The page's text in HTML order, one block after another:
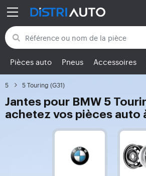
Retour aux catégories
Pièces auto Pneus Accessoires
5 5 Touring (G31)
Jantes pour BMW 5
achetez vos pièces auto